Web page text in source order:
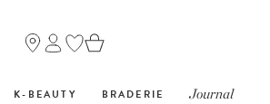
K-BEAUTY BRADERIE Journal